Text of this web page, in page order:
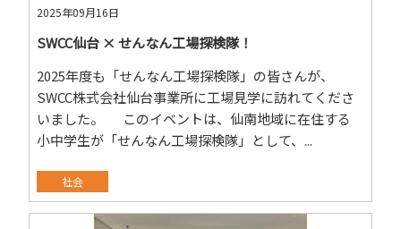
2025年09月16日
SWCC仙台 × せんなん工場探検隊！
2025年度も「せんなん工場探検隊」の皆さんが、
SWCC株式会社仙台事業所に工場見学に訪れてくださ
いました。 このイベントは、仙南地域に在住する
小中学生が「せんなん工場探検隊」として、...
社会